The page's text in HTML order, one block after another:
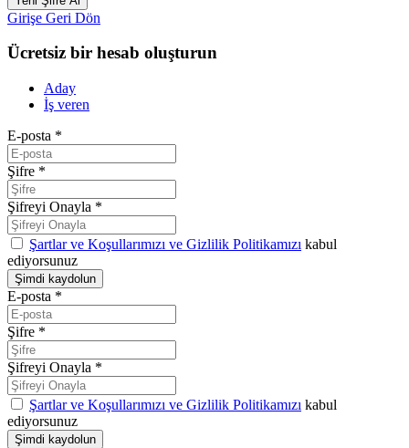
Girişe Geri Dön
Ücretsiz bir hesab oluşturun
Aday
İş veren
E-posta *
Şifre *
Şifreyi Onayla *
Şartlar ve Koşullarımızı ve Gizlilik Politikamızı kabul
ediyorsunuz
E-posta *
Şifre *
Şifreyi Onayla *
Şartlar ve Koşullarımızı ve Gizlilik Politikamızı kabul
ediyorsunuz